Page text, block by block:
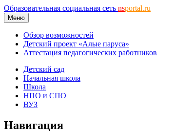
Образовательная социальная сеть nsportal.ru
Меню
Обзор возможностей
Детский проект «Алые паруса»
Аттестация педагогических работников
Детский сад
Начальная школа
Школа
НПО и СПО
ВУЗ
Навигация